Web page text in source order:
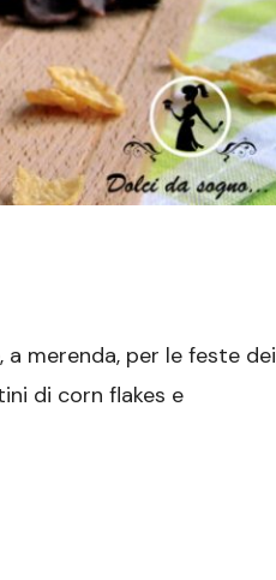
merenda, per le feste dei
di corn flakes e